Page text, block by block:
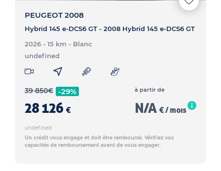
PEUGEOT 2008
Hybrid 145 e-DCS6 GT - 2008 Hybrid 145 e-DCS6 GT
2026 - 15 km - Blanc
undefined
39 850€ -29%
28 126 €
à partir de
N/A € / mois
undefined
Un crédit vous engage et doit être remboursé. Vérifiez vos
capacités de remboursement avant de vous engager.